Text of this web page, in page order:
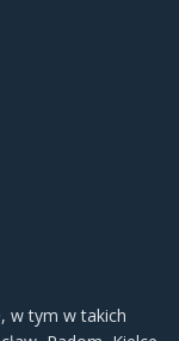
w tym w takich